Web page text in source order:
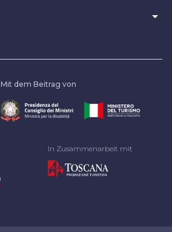
arrow_drop_down
Mit dem Beitrag von
In Zusammenarbeit mit